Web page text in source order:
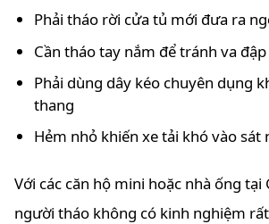
Phải tháo rời cửa tủ mới đưa ra
Cần tháo tay nắm để tránh va đập
Phải dùng dây kéo chuyên dụng
thang
Hẻm nhỏ khiến xe tải khó vào sát
Với các căn hộ mini hoặc nhà ống tại
người tháo không có kinh nghiệm